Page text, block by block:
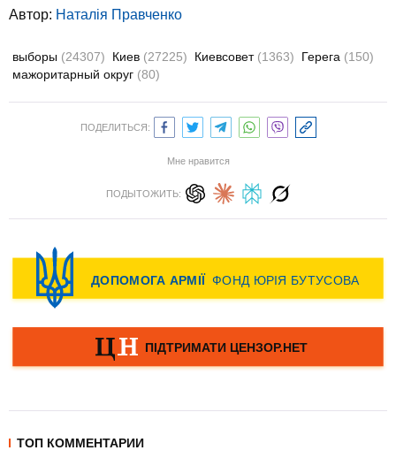
Автор: Наталія Правченко
выборы (24307) Киев (27225) Киевсовет (1363) Герега (150)
мажоритарный округ (80)
ПОДЕЛИТЬСЯ:
Мне нравится
ПОДЫТОЖИТЬ:
ТОП КОММЕНТАРИИ